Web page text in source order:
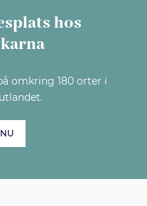
hos
omkring 180 orter i